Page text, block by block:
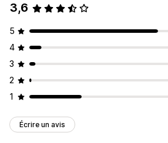
3,6
5
4
3
2
1
Écrire un avis